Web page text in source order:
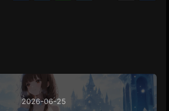
2026-06-25